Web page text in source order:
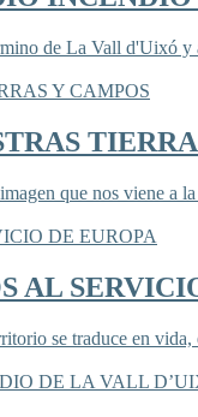
de La Vall d'Uixó y
que nos viene a
AL
se traduce en vida,